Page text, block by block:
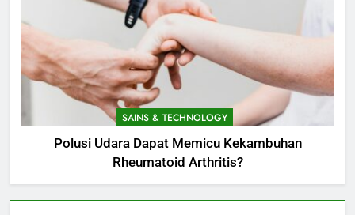
SAINS & TECHNOLOGY
Polusi Udara Dapat Memicu Kekambuhan
Rheumatoid Arthritis?